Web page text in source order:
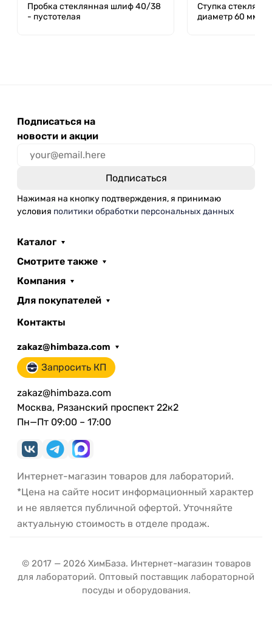
Пробка стеклянная шлиф 40/38
- пустотелая
Ступка
диаметр 60 мм,
Подписаться на
новости и акции
Нажимая на кнопку подтверждения, я принимаю
условия политики обработки персональных данных
Каталог
Смотрите также
Компания
Для покупателей
Контакты
zakaz@himbaza.com
Запросить КП
zakaz@himbaza.com
Москва, Рязанский проспект 22к2
Пн—Пт 09:00 – 17:00
Интернет-магазин товаров для лабораторий.
*Цена на сайте носит информационный характер
и не является публичной офертой. Уточняйте
актуальную стоимость в отделе продаж.
© 2017 — 2026 ХимБаза. Интернет-магазин товаров
для лабораторий. Оптовый поставщик лабораторной
посуды и оборудования.